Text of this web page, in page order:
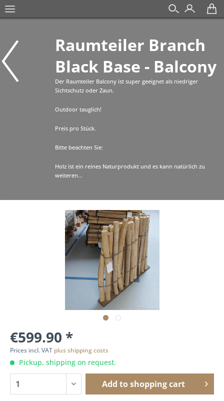
Raumteiler Branch
Black Base - Balcony
Der Raumteiler Balcony ist super geeignet als niedriger
Sichtschutz oder Zaun.
Outdoor tauglich!
Preis pro Stück.
Bitte beachten Sie:
Holz ist ein reines Naturprodukt und es kann natürlich zu
weiteren...
€599.90 *
Prices incl. VAT plus shipping costs
Pickup, shipping on request.
Add to shopping cart